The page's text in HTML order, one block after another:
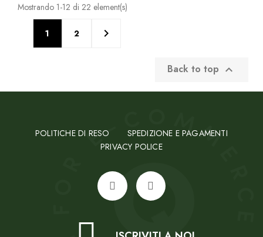
Mostrando 1-12 di 22 element(s)
1 2 
Back to top 
POLITICHE DI RESO
SPEDIZIONE E PAGAMENTI
PRIVACY POLICE